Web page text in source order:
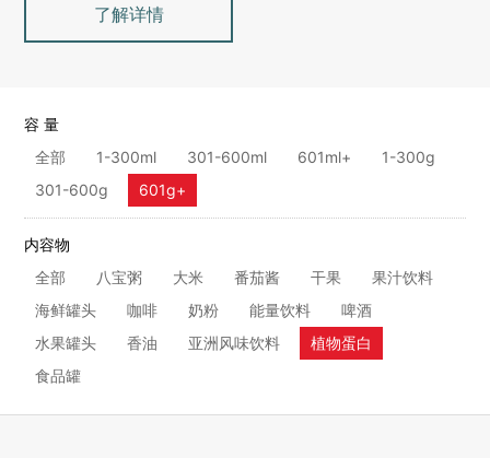
了解详情
容 量
全部
1-300ml 301-600ml 601ml+
1-300g
301-600g
601g+
内容物
全部
八宝粥 大米 番茄酱 干果
果汁饮料
海鲜罐头
咖啡 奶粉 能量饮料
啤酒
水果罐头
香油 亚洲风味饮料
植物蛋白
食品罐